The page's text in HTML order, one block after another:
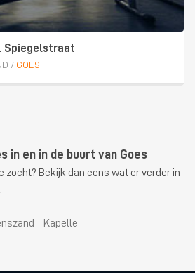
Spiegelstraat
/ GOES
in en in de buurt van Goes
zocht? Bekijk dan eens wat er verder in
Kapelle